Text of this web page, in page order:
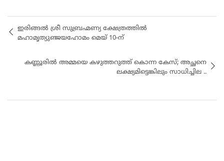
ഇരിങ്ങൽ ശ്രീ സുബ്രഹ്മണ്യ ക്ഷേത്രത്തിൽ
മഹാമൃത്യുഞ്ജയഹോമം മെയ് 10-ന്
കണ്ണൂരിൽ അമ്മയെ കഴുത്തറുത്ത് കൊന്ന കേസ്; അച്ഛനെ
ലക്ഷ്യമിട്ടെങ്കിലും സാധിച്ചില ..